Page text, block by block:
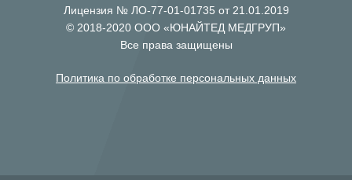
Лицензия № ЛО-77-01-01735 от 21.01.2019
© 2018-2020 ООО «ЮНАЙТЕД МЕДГРУП»
Все права защищены
Политика по обработке персональных данных